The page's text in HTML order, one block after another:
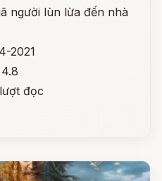
người lùn lừa đến nhà
2021
4.8
đọc